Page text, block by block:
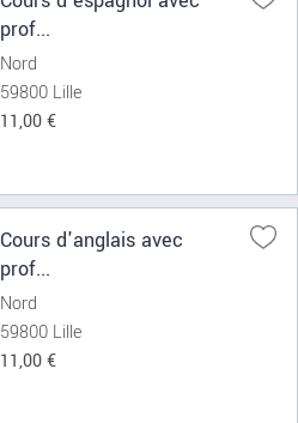
prof...
Nord
59800 Lille
11,00 €
Cours d'anglais avec
prof...
Nord
59800 Lille
11,00 €